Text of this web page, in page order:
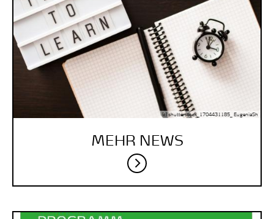
(c) shutterstock_1704431185_ EugeniaSh
MEHR NEWS